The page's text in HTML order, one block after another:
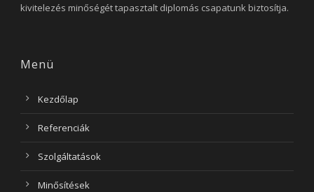
kivitelezés minőségét tapasztalt diplomás csapatunk biztosítja.
Menü
Kezdőlap
Referenciák
Szolgáltatások
Minősítések